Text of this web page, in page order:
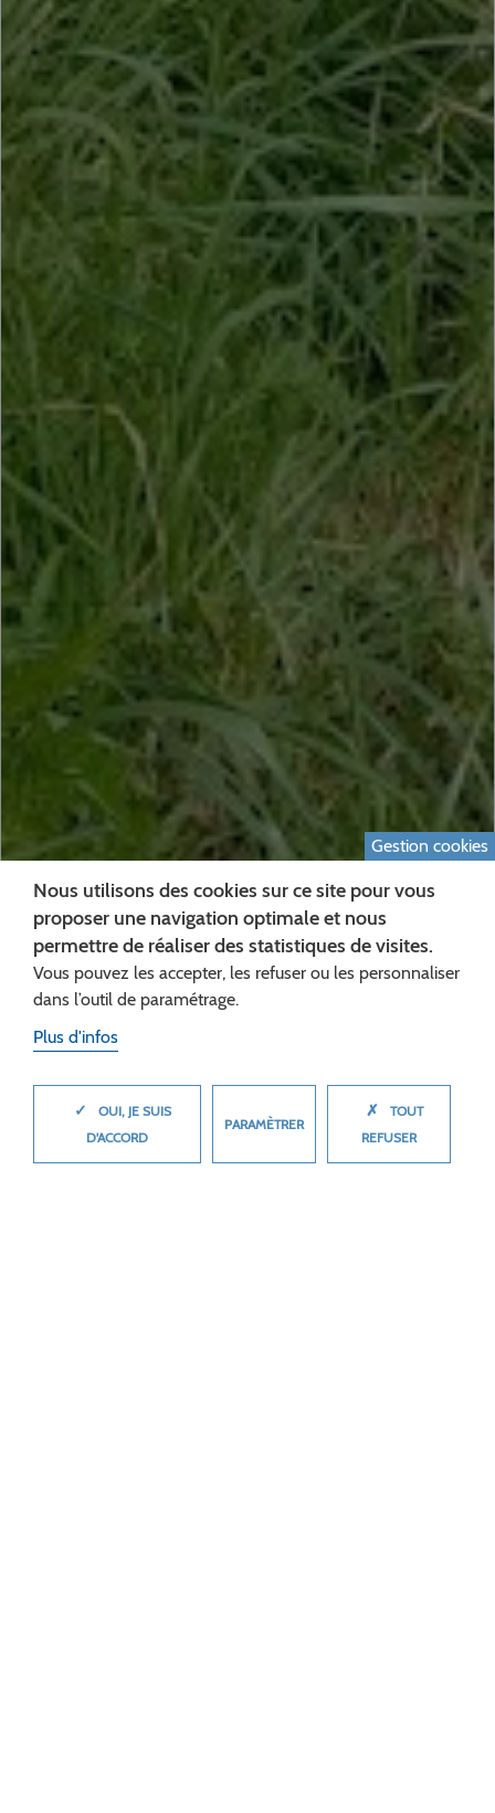
DIAPORAMA -
PANNEAUX
TOURISTIQUES
EUROVÉLO 3
Gestion cookies
Nous utilisons des cookies sur ce site pour vous
proposer une navigation optimale et nous
permettre de réaliser des statistiques de visites.
Vous pouvez les accepter, les refuser ou les personnaliser
dans l’outil de paramétrage.
Plus d'infos
✓
OUI, JE SUIS
D'ACCORD
PARAMÈTRER
✗
TOUT
REFUSER
MASQUER